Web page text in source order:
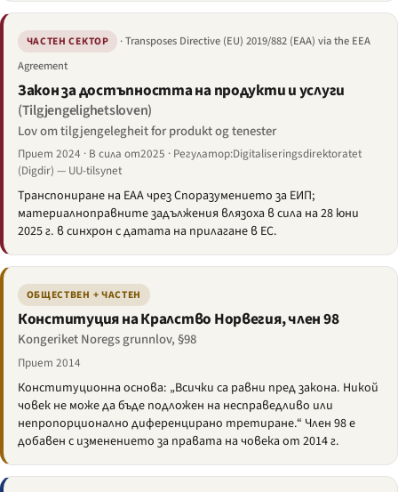
ЧАСТЕН СЕКТОР
· Transposes Directive (EU) 2019/882 (EAA) via the EEA
Agreement
Закон за достъпността на продукти и услуги
(Tilgjengelighetsloven)
Lov om tilgjengelegheit for produkt og tenester
Приет 2024 · В сила от2025 · Регулатор:Digitaliseringsdirektoratet
(Digdir) — UU-tilsynet
Транспониране на EAA чрез Споразумението за ЕИП;
материалноправните задължения влязоха в сила на 28 юни
2025 г. в синхрон с датата на прилагане в ЕС.
ОБЩЕСТВЕН + ЧАСТЕН
Конституция на Кралство Норвегия, член 98
Kongeriket Noregs grunnlov, §98
Приет 2014
Конституционна основа: „Всички са равни пред закона. Никой
човек не може да бъде подложен на несправедливо или
непропорционално диференцирано третиране.“ Член 98 е
добавен с изменението за правата на човека от 2014 г.